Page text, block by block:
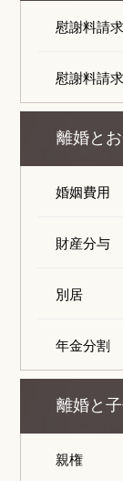
慰謝料請
慰謝料請
離婚と
婚姻費用
財産分与
別居
年金分割
離婚と
親権